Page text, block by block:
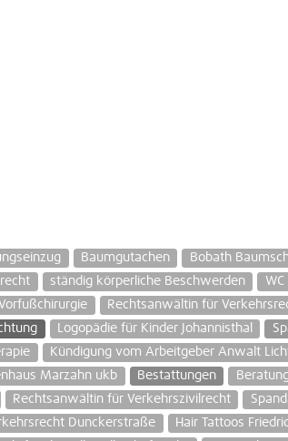
Baumgutachen Bobath
ständig körperliche Beschwerden
Rechtsanwältin für
Logopädie für Kinder Johannisthal
Kündigung vom Arbeitgeber Anwalt
Marzahn ukb Bestattungen
Rechtsanwältin für Verkehrszivilrecht
Dunckerstraße Hair Tattoos